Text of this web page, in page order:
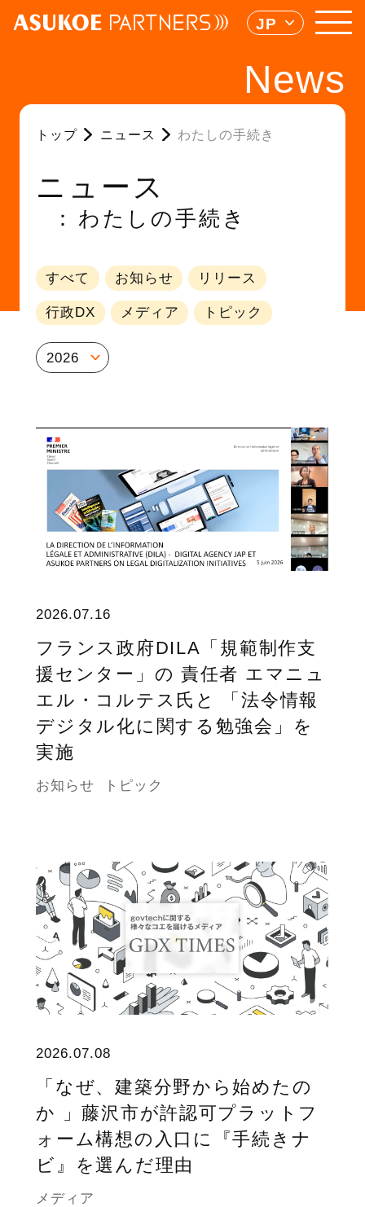
JP
News
トップ ニュース わたしの手続き
ニュース
わたしの手続き
すべて お知らせ リリース
行政DX メディア トピック
2026
2026.07.16
フランス政府DILA「規範制作支
援センター」の 責任者 エマニュ
エル・コルテス氏と 「法令情報
デジタル化に関する勉強会」を
実施
お知らせ トピック
2026.07.08
「なぜ、建築分野から始めたの
か 」藤沢市が許認可プラットフ
ォーム構想の入口に『手続きナ
ビ』を選んだ理由
メディア